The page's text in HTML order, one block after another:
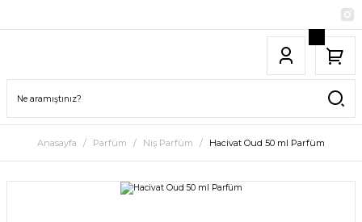
Anasayfa Parfüm Niş Parfüm Hacivat Oud 50 ml Parfüm